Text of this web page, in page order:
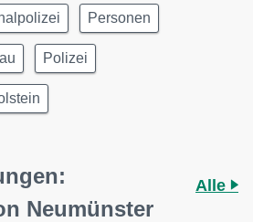
Personen
Polizei
Neumünster
Alle